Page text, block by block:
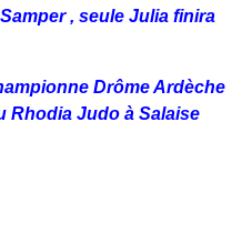
, seule Julia finira
Drôme Ardèche
Rhodia Judo à Salaise